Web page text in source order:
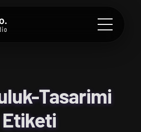
Tasarimi
Etiketi